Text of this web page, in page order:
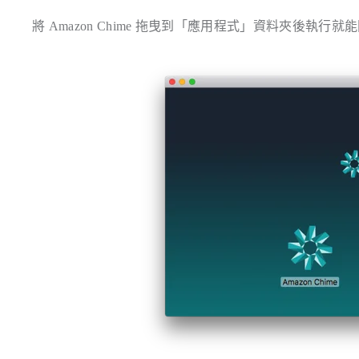
將 Amazon Chime 拖曳到「應用程式」資料夾後執行就